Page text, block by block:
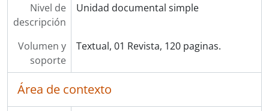
Nivel de
descripción
Unidad documental simple
Volumen y
soporte
Textual, 01 Revista, 120 paginas.
Área de contexto